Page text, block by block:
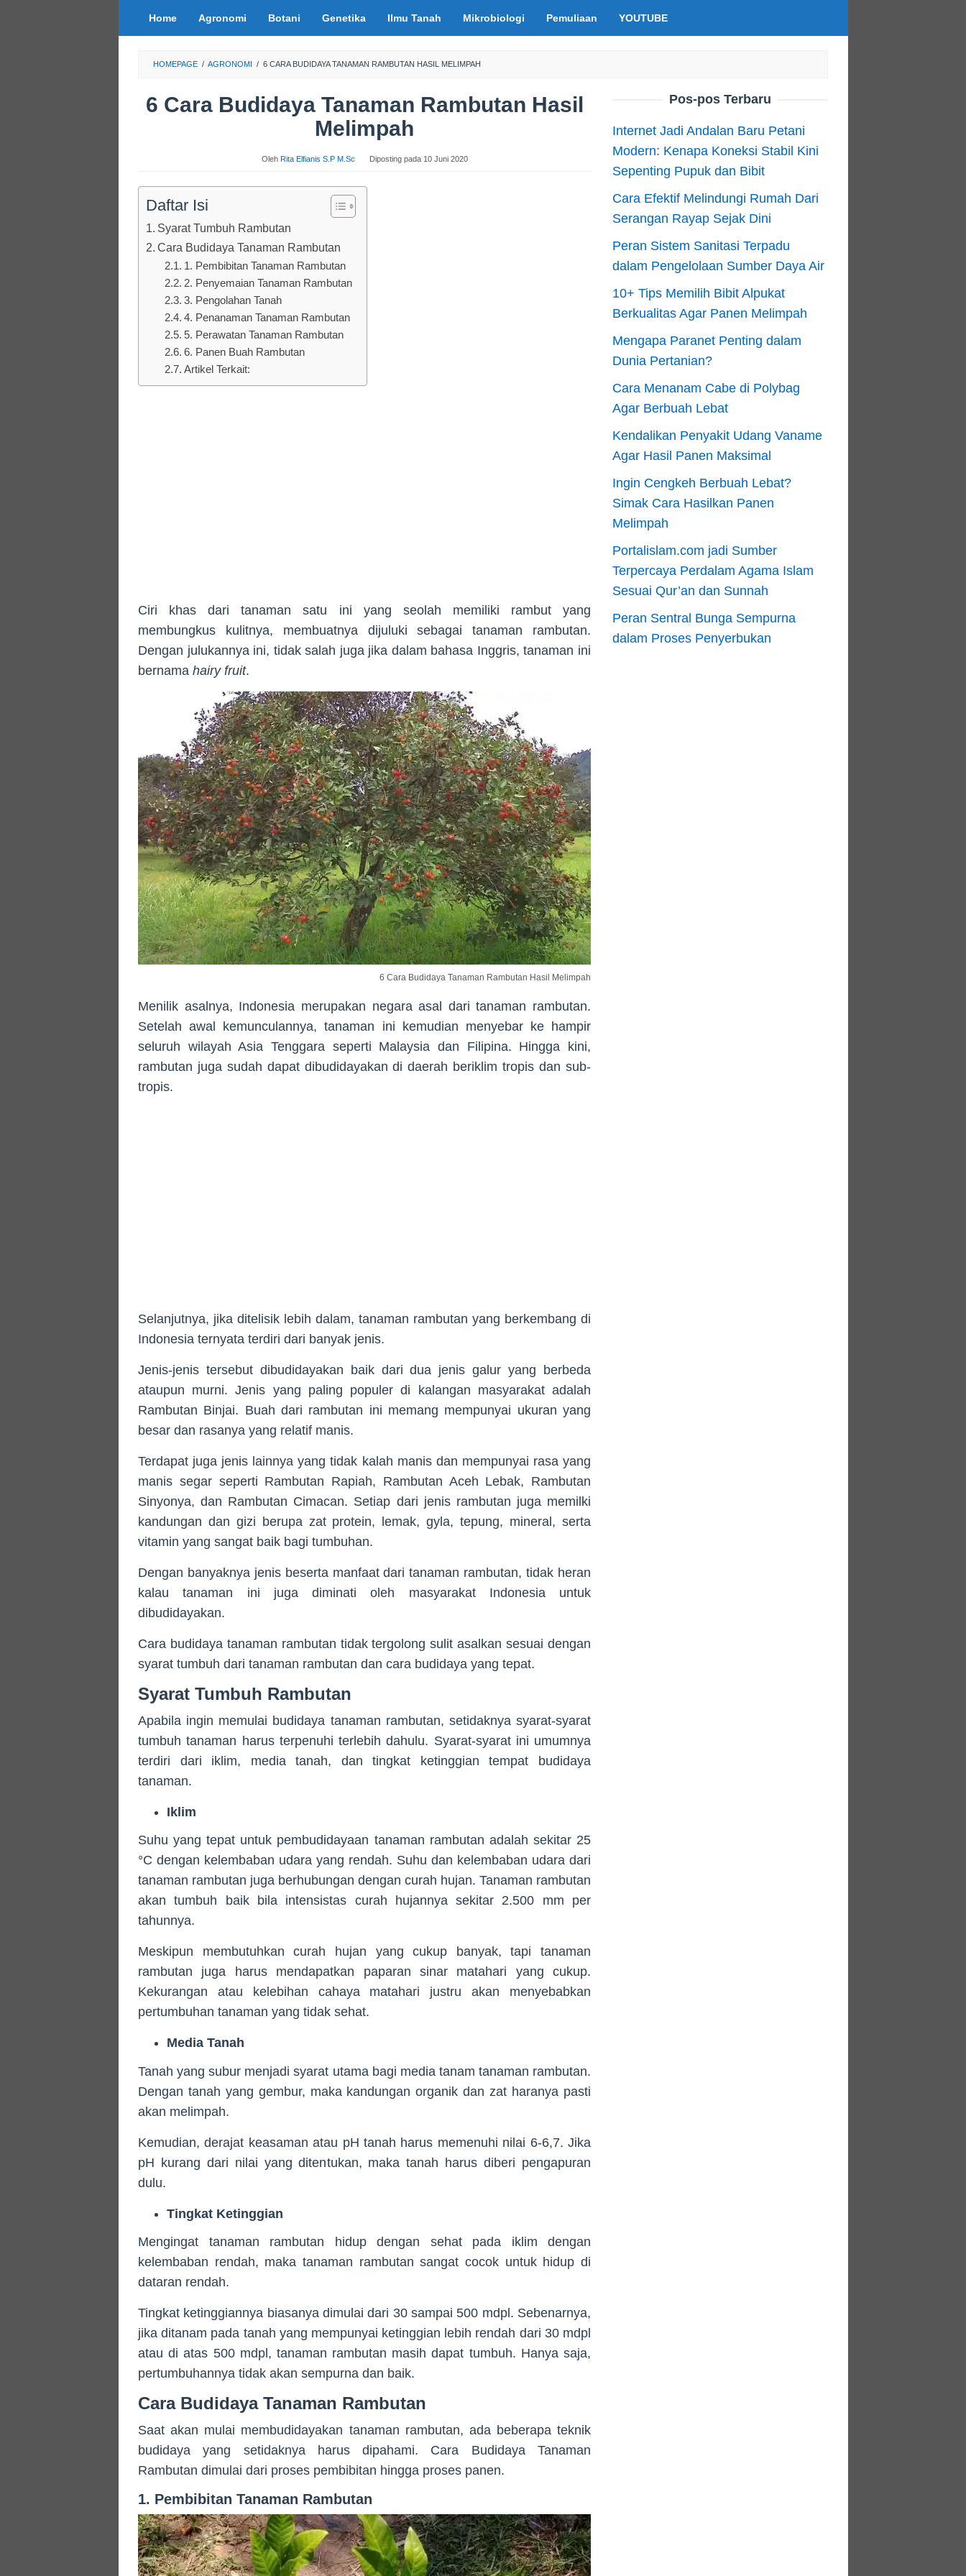
Home Agronomi Botani Genetika Ilmu Tanah Mikrobiologi Pemuliaan YOUTUBE
HOMEPAGE / AGRONOMI / 6 CARA BUDIDAYA TANAMAN RAMBUTAN HASIL MELIMPAH
6 Cara Budidaya Tanaman Rambutan Hasil
Melimpah
Oleh Rita Elfianis S.P M.Sc Diposting pada 10 Juni 2020
Daftar Isi
Syarat Tumbuh Rambutan
Cara Budidaya Tanaman Rambutan
1. Pembibitan Tanaman Rambutan
2. Penyemaian Tanaman Rambutan
3. Pengolahan Tanah
4. Penanaman Tanaman Rambutan
5. Perawatan Tanaman Rambutan
6. Panen Buah Rambutan
Artikel Terkait:
Ciri khas dari tanaman satu ini yang seolah memiliki rambut yang
membungkus kulitnya, membuatnya dijuluki sebagai tanaman rambutan.
Dengan julukannya ini, tidak salah juga jika dalam bahasa Inggris, tanaman ini
bernama hairy fruit.
6 Cara Budidaya Tanaman Rambutan Hasil Melimpah
Menilik asalnya, Indonesia merupakan negara asal dari tanaman rambutan.
Setelah awal kemunculannya, tanaman ini kemudian menyebar ke hampir
seluruh wilayah Asia Tenggara seperti Malaysia dan Filipina. Hingga kini,
rambutan juga sudah dapat dibudidayakan di daerah beriklim tropis dan sub-
tropis.
Selanjutnya, jika ditelisik lebih dalam, tanaman rambutan yang berkembang di
Indonesia ternyata terdiri dari banyak jenis.
Jenis-jenis tersebut dibudidayakan baik dari dua jenis galur yang berbeda
ataupun murni. Jenis yang paling populer di kalangan masyarakat adalah
Rambutan Binjai. Buah dari rambutan ini memang mempunyai ukuran yang
besar dan rasanya yang relatif manis.
Terdapat juga jenis lainnya yang tidak kalah manis dan mempunyai rasa yang
manis segar seperti Rambutan Rapiah, Rambutan Aceh Lebak, Rambutan
Sinyonya, dan Rambutan Cimacan. Setiap dari jenis rambutan juga memilki
kandungan dan gizi berupa zat protein, lemak, gyla, tepung, mineral, serta
vitamin yang sangat baik bagi tumbuhan.
Dengan banyaknya jenis beserta manfaat dari tanaman rambutan, tidak heran
kalau tanaman ini juga diminati oleh masyarakat Indonesia untuk
dibudidayakan.
Cara budidaya tanaman rambutan tidak tergolong sulit asalkan sesuai dengan
syarat tumbuh dari tanaman rambutan dan cara budidaya yang tepat.
Syarat Tumbuh Rambutan
Apabila ingin memulai budidaya tanaman rambutan, setidaknya syarat-syarat
tumbuh tanaman harus terpenuhi terlebih dahulu. Syarat-syarat ini umumnya
terdiri dari iklim, media tanah, dan tingkat ketinggian tempat budidaya
tanaman.
Iklim
Suhu yang tepat untuk pembudidayaan tanaman rambutan adalah sekitar 25
°C dengan kelembaban udara yang rendah. Suhu dan kelembaban udara dari
tanaman rambutan juga berhubungan dengan curah hujan. Tanaman rambutan
akan tumbuh baik bila intensistas curah hujannya sekitar 2.500 mm per
tahunnya.
Meskipun membutuhkan curah hujan yang cukup banyak, tapi tanaman
rambutan juga harus mendapatkan paparan sinar matahari yang cukup.
Kekurangan atau kelebihan cahaya matahari justru akan menyebabkan
pertumbuhan tanaman yang tidak sehat.
Media Tanah
Tanah yang subur menjadi syarat utama bagi media tanam tanaman rambutan.
Dengan tanah yang gembur, maka kandungan organik dan zat haranya pasti
akan melimpah.
Kemudian, derajat keasaman atau pH tanah harus memenuhi nilai 6-6,7. Jika
pH kurang dari nilai yang ditentukan, maka tanah harus diberi pengapuran
dulu.
Tingkat Ketinggian
Mengingat tanaman rambutan hidup dengan sehat pada iklim dengan
kelembaban rendah, maka tanaman rambutan sangat cocok untuk hidup di
dataran rendah.
Tingkat ketinggiannya biasanya dimulai dari 30 sampai 500 mdpl. Sebenarnya,
jika ditanam pada tanah yang mempunyai ketinggian lebih rendah dari 30 mdpl
atau di atas 500 mdpl, tanaman rambutan masih dapat tumbuh. Hanya saja,
pertumbuhannya tidak akan sempurna dan baik.
Cara Budidaya Tanaman Rambutan
Saat akan mulai membudidayakan tanaman rambutan, ada beberapa teknik
budidaya yang setidaknya harus dipahami. Cara Budidaya Tanaman
Rambutan dimulai dari proses pembibitan hingga proses panen.
1. Pembibitan Tanaman Rambutan
Pos-pos Terbaru
Internet Jadi Andalan Baru Petani
Modern: Kenapa Koneksi Stabil Kini
Sepenting Pupuk dan Bibit
Cara Efektif Melindungi Rumah Dari
Serangan Rayap Sejak Dini
Peran Sistem Sanitasi Terpadu
dalam Pengelolaan Sumber Daya Air
10+ Tips Memilih Bibit Alpukat
Berkualitas Agar Panen Melimpah
Mengapa Paranet Penting dalam
Dunia Pertanian?
Cara Menanam Cabe di Polybag
Agar Berbuah Lebat
Kendalikan Penyakit Udang Vaname
Agar Hasil Panen Maksimal
Ingin Cengkeh Berbuah Lebat?
Simak Cara Hasilkan Panen
Melimpah
Portalislam.com jadi Sumber
Terpercaya Perdalam Agama Islam
Sesuai Qur’an dan Sunnah
Peran Sentral Bunga Sempurna
dalam Proses Penyerbukan